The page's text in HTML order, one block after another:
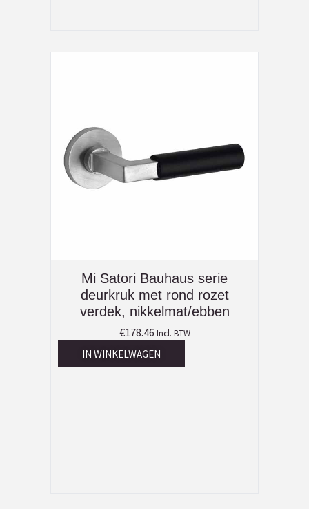
Mi Satori Bauhaus serie
deurkruk met rond rozet
verdek, nikkelmat/ebben
€178.46 Incl. BTW
IN WINKELWAGEN